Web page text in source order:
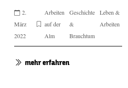
2.
März
2022
Arbeiten
auf der
Alm
Geschichte
&
Brauchtum
Leben &
Arbeiten
mehr erfahren